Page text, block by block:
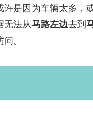
是因为车辆太多，
无法从马路左边去到
。